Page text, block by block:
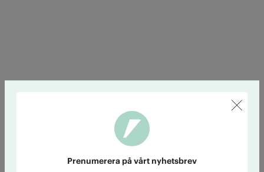
Prenumerera på vårt nyhetsbrev